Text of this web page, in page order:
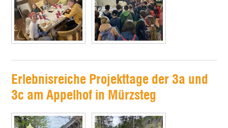
Erlebnisreiche Projekttage der 3a und
3c am Appelhof in Mürzsteg